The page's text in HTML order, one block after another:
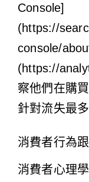
Console]
(https://
console/
(https://
察他們在購
針對流失最
消費者行為
消費者心理